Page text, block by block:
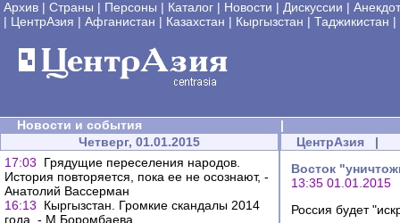
Архив | Страны | Персоны | Каталог | Новости | Дискуссии |
| ЦентрАзия | Афганистан | Казахстан | Кыргызстан | Таджикистан |
Новости и события
|
Четверг, 01.01.2015
17:03
Грядущие переселения народов.
История повторяется, пока ее не осознают, -
Анатолий Вассерман
16:13
Кыргызстан. Громкие скандалы 2014
года, - М.Боромбаева
ЦентрАзия |
Восток
13:35 01.01.2015
Россия будет